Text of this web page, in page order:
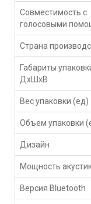
Совместимость с
голосовыми
Страна
Габариты
ДхШхВ
Вес упаковки (ед)
Объем упаковки
Дизайн
Мощность
Версия Bluetooth